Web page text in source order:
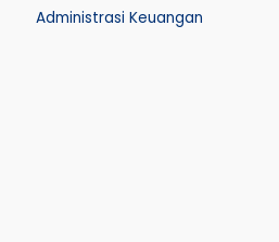
Administrasi Keuangan